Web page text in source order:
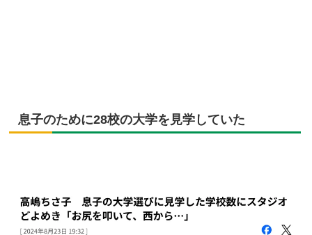
息子のために28校の大学を見学していた